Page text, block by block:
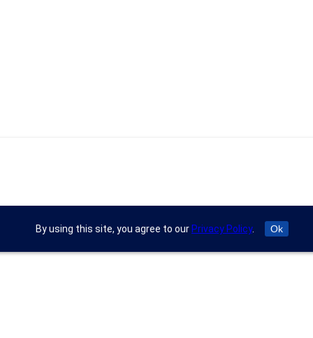
By using this site, you agree to ourPrivacy Policy. Ok